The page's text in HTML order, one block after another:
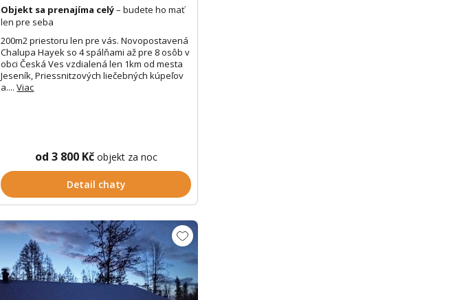
Objekt sa prenajíma celý– budete ho mať
len pre seba
200m2 priestoru len pre vás. Novopostavená
Chalupa Hayek so 4 spálňami až pre 8 osôb v
obci Česká Ves vzdialená len 1km od mesta
Jeseník, Priessnitzových liečebných kúpeľov
a....Viac
od 3 800 Kč objekt za noc
Detail chaty